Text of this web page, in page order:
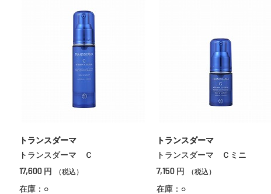
トランスダーマ
トランスダーマ Ｃ
17,600 円 （税込）
在庫：○
トランスダーマ
トランスダーマ Ｃミニ
7,150 円 （税込）
在庫：○